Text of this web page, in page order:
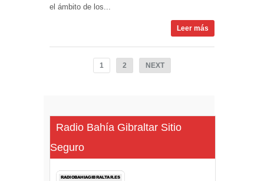
el ámbito de los...
Leer más
1 2 NEXT
Radio Bahía Gibraltar Sitio
Seguro